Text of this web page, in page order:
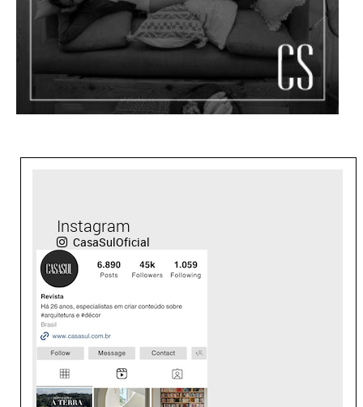
Instagram
CasaSulOficial